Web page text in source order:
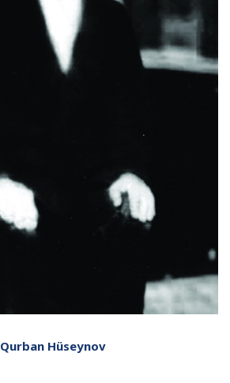
Qurban Hüseynov